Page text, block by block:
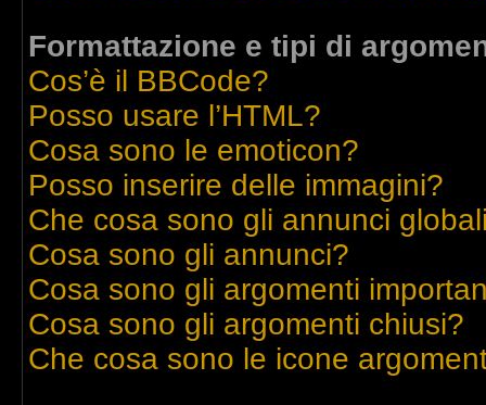
Formattazione e tipi di
Cos’è il BBCode?
Posso usare l’HTML?
Cosa sono le emoticon?
Posso inserire delle immagini?
Che cosa sono gli annunci
Cosa sono gli annunci?
Cosa sono gli argomenti
Cosa sono gli argomenti chiusi?
Che cosa sono le icone